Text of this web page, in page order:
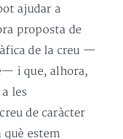
ajudar a
proposta de
de la creu —
i que, alhora,
les
de caràcter
estem